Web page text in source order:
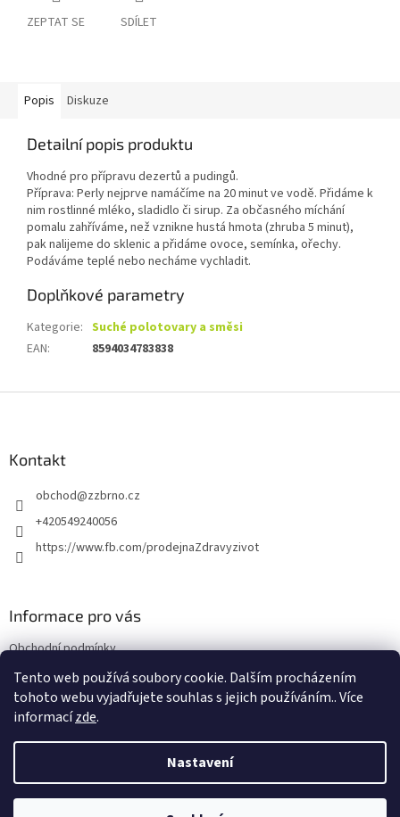
Tento web používá soubory cookie. Dalším procházením
tohoto webu vyjadřujete souhlas s jejich používáním.. Více
informacízde.
Nastavení
ZEPTAT SE SDÍLET
Popis Diskuze
Detailní popis produktu
Vhodné pro přípravu dezertů a pudingů.
Příprava: Perly nejprve namáčíme na 20 minut ve vodě. Přidáme k
nim rostlinné mléko, sladidlo či sirup. Za občasného míchání
pomalu zahříváme, než vznikne hustá hmota (zhruba 5 minut),
pak nalijeme do sklenic a přidáme ovoce, semínka, ořechy.
Podáváme teplé nebo necháme vychladit.
Doplňkové parametry
Kategorie: Suché polotovary a směsi
EAN: 8594034783838
Kontakt
obchod@zzbrno.cz
+420549240056
https://www.fb.com/prodejnaZdravyzivot
Informace pro vás
Obchodní podmínky
Podmínky ochrany osobních údajů
Copyright 2026E-shop Zdravý život. Všechna práva vyhrazena.